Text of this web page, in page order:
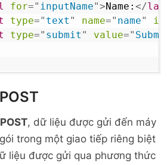
for=" inputName">Name: </
type=" text " name=" name" id
type=" submit " value="
POST, dữ liệu được gửi đến máy
trong một giao tiếp riêng biệt
liệu được gửi qua phương thức